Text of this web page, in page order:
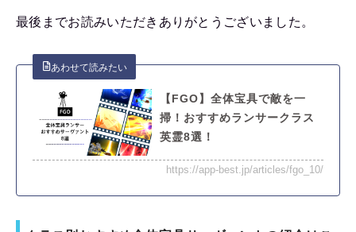
最後までお読みいただきありがとうございました。
【FGO】全体宝具で敵を一
掃！おすすめランサークラス
英霊8選！
https://app-best.jp/articles/fgo_10/